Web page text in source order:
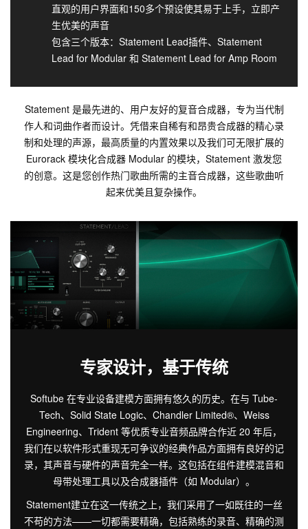
直观的用户界面和150多个预设使其易于上手，立即产
生优美的声音
包含三个版本：Statement Lead插件、Statement
Lead for Modular 和 Statement Lead for Amp Room
Statement 是最先进的、用户友好的复音合成器，专为当代制
作人和词曲作者而设计。凭借来自稀有和昂贵合成器的精心录
制和处理的声源，最高质量的内置效果以及我们可无限扩展的
Eurorack 模块化合成器 Modular 的模块，Statement 激发您
的创意。这是您创作热门歌曲所需的主音合成器，这些歌曲听
起来优美且复杂操作。
专家设计，基于传统
Softube 在专业设备建模方面拥有悠久的历史。在与 Tube-
Tech、Solid State Logic、Chandler Limited®、Weiss
Engineering、Trident 等优质专业音频品牌合作近 20 年后，
我们在以软件形式重现无可争议的经典作品方面拥有良好的记
录，其声音与硬件的声音完全一样。这包括在组件建模混音和
母带处理工具以及合成器插件（如 Modular）。
Statement建立在这一传统之上，我们采用了一如既往的一丝
不苟的方法——一切都需要精确，包括熟练的录音、精确的测